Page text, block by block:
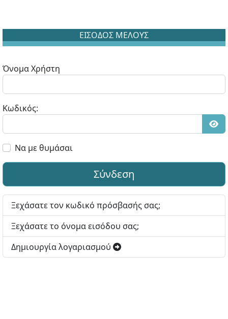
ΕΙΣΟΔΟΣ ΜΕΛΟΥΣ
Όνομα Χρήστη
Κωδικός:
Να με θυμάσαι
Σύνδεση
Ξεχάσατε τον κωδικό πρόσβασής σας;
Ξεχάσατε το όνομα εισόδου σας;
Δημιουργία λογαριασμού